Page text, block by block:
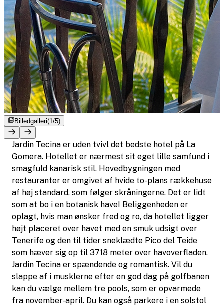
Billedgalleri(1/5)
Jardin Tecina er uden tvivl det bedste hotel på La
Gomera. Hotellet er nærmest sit eget lille samfund i
smagfuld kanarisk stil. Hovedbygningen med
restauranter er omgivet af hvide to-plans rækkehuse
af høj standard, som følger skråningerne. Det er lidt
som at bo i en botanisk have! Beliggenheden er
oplagt, hvis man ønsker fred og ro, da hotellet ligger
højt placeret over havet med en smuk udsigt over
Tenerife og den til tider sneklædte Pico del Teide
som hæver sig op til 3718 meter over havoverfladen.
Jardin Tecina er spændende og romantisk. Vil du
slappe af i musklerne efter en god dag på golfbanen
kan du vælge mellem tre pools, som er opvarmede
fra november-april. Du kan også parkere i en solstol